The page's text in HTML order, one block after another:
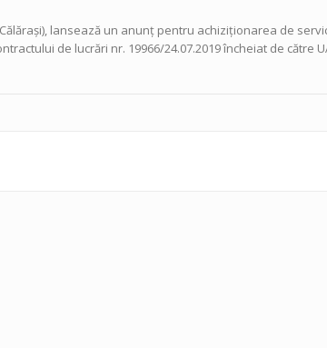
lansează un anunț pentru achiziționarea de
de lucrări nr. 19966/24.07.2019 încheiat de către